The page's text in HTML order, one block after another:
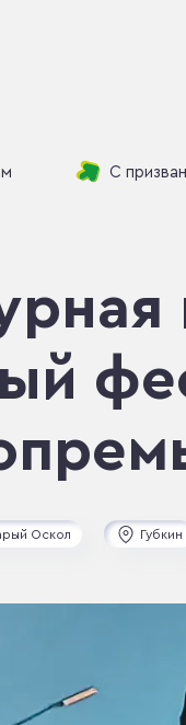
С
Оскол Губкин